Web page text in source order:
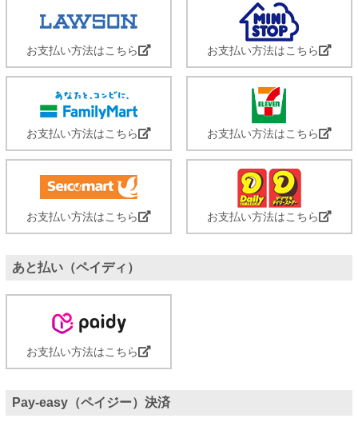
お支払い方法はこちら お支払い方法はこちら
お支払い方法はこちら お支払い方法はこちら
お支払い方法はこちら お支払い方法はこちら
あと払い（ペイディ）
お支払い方法はこちら
Pay-easy（ペイジー）決済